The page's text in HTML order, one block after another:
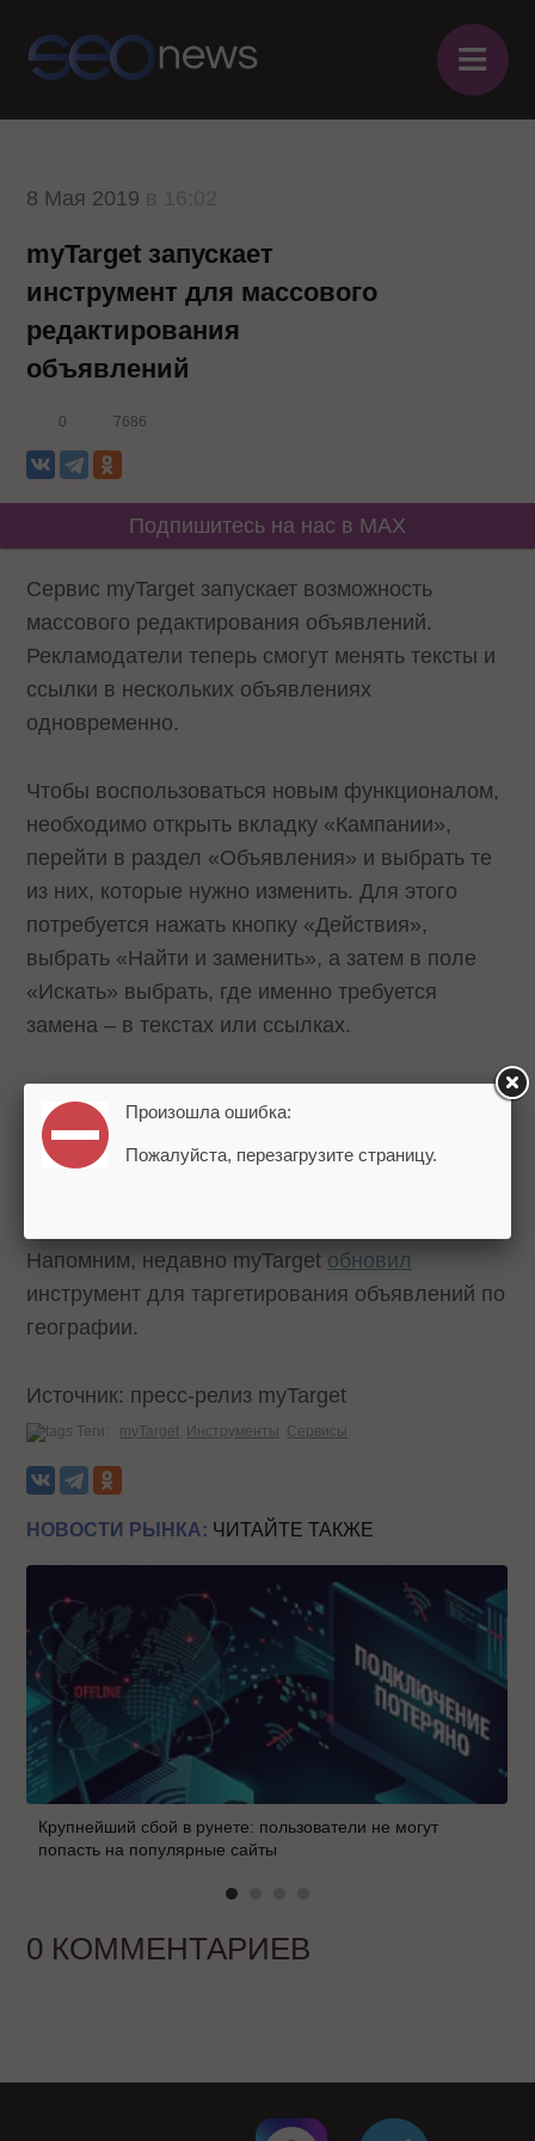
≡
8 Мая 2019
myTarget запускает
инструмент для массового
редактирования
объявлений
0 7686
Подпишитесь на нас в MAX
Сервис myTarget запускает возможность
массового редактирования объявлений.
Рекламодатели теперь смогут менять тексты и
ссылки в нескольких объявлениях
одновременно.
Чтобы воспользоваться новым функционалом,
необходимо открыть вкладку «Кампании»,
перейти в раздел «Объявления» и выбрать те
из них, которые нужно изменить. Для этого
потребуется нажать кнопку «Действия»,
выбрать «Найти и заменить», а затем в поле
«Искать» выбрать, где именно требуется
замена – в текстах или ссылках.
Клиенты смогут найти текст, который нужно
заменить, через соответствующее поле.
Система покажет, в скольких объявлениях он
Напомним, недавно myTarget обновил
инструмент для таргетирования объявлений по
географии.
Источник: пресс-релиз myTarget
Теги: myTarget Инструменты Сервисы
НОВОСТИ РЫНКА: ЧИТАЙТЕ ТАКЖЕ
Крупнейший сбой в рунете: пользователи не могут
попасть на популярные сайты
0 КОММЕНТАРИЕВ
Произошла ошибка:
Пожалуйста, перезагрузите страницу.